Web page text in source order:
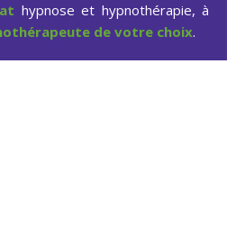
hypnose et hypnothérapie, à
de votre choix.